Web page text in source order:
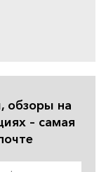
обзоры на
– самая